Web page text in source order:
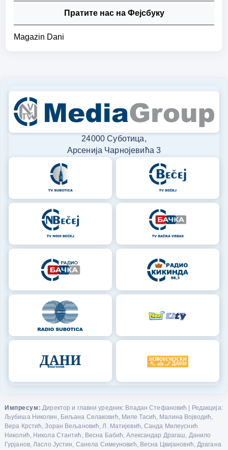
Пратите нас на Фејсбуку
Magazin Dani
24000 Суботица,
Арсенија Чарнојевића 3
Импресум: Директор и главни уредник: Владан Стефановић | Редакција:
Љубиша Николин, Биљана Селаковић, Миле Тасић, Малина Војводић,
Вера Крстић, Зоран Вељановић, Л. Матијевић, Санда Милеуснић
Николић, Никола Стантић, Весна Бабић, Александар Драгаш, Данило
Гурјанов, Ласло Јустин, Санела Симеуновић, Весна Цвијановић, Драгана